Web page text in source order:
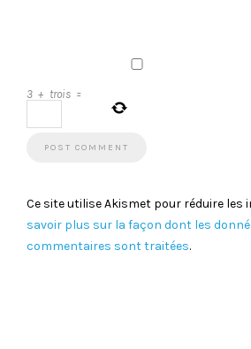
3 + trois =
Ce site utilise Akismet pour réduire les
savoir plus sur la façon dont les
commentaires sont traitées.